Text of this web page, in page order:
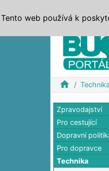
home Technika
Zpravodajství
Pro cestující
Dopravní
Pro dopravce
Technika
Tento web používá k